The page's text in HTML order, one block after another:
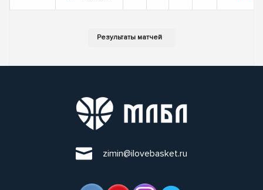
zimin@ilovebasket.ru